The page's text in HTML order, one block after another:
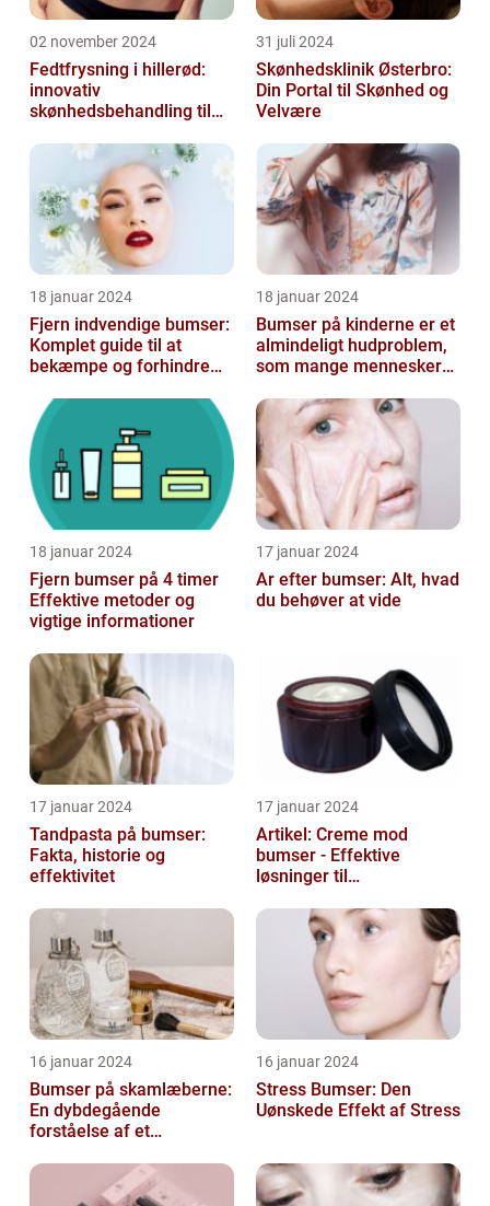
02 november 2024
Fedtfrysning i hillerød:
innovativ
skønhedsbehandling til
31 juli 2024
Skønhedsklinik Østerbro:
Din Portal til Skønhed og
Velvære
18 januar 2024
Fjern indvendige bumser:
Komplet guide til at
bekæmpe og forhindre
18 januar 2024
Bumser på kinderne er et
almindeligt hudproblem,
som mange mennesker
18 januar 2024
Fjern bumser på 4 timer
Effektive metoder og
vigtige informationer
17 januar 2024
Ar efter bumser: Alt, hvad
du behøver at vide
17 januar 2024
Tandpasta på bumser:
Fakta, historie og
effektivitet
17 januar 2024
Artikel: Creme mod
bumser - Effektive
løsninger til
16 januar 2024
Bumser på skamlæberne:
En dybdegående
forståelse af et
16 januar 2024
Stress Bumser: Den
Uønskede Effekt af Stress